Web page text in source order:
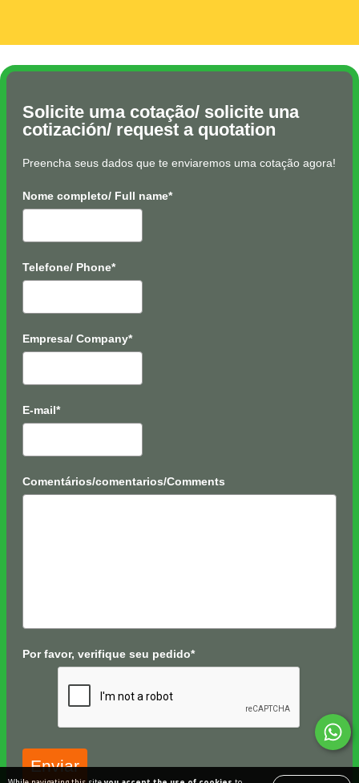
Solicite uma cotação/ solicite una
cotización/ request a quotation
Preencha seus dados que te enviaremos uma cotação agora!
Nome completo/ Full name*
Telefone/ Phone*
Empresa/ Company*
E-mail*
Comentários/comentarios/Comments
Por favor, verifique seu pedido*
Enviar